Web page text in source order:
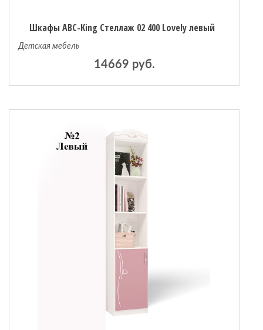
Шкафы ABC-King Стеллаж 02 400 Lovely левый
Детская мебель
14669 руб.